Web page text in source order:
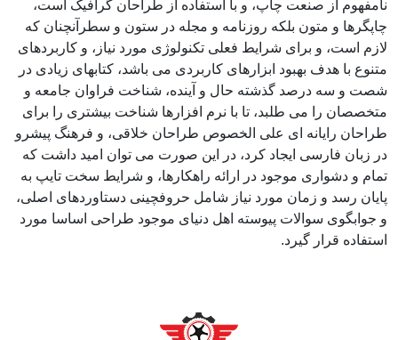
نامفهوم از صنعت چاپ، و با استفاده از طراحان گرافیک است،
چاپگرها و متون بلکه روزنامه و مجله در ستون و سطرآنچنان که
لازم است، و برای شرایط فعلی تکنولوژی مورد نیاز، و کاربردهای
متنوع با هدف بهبود ابزارهای کاربردی می باشد، کتابهای زیادی در
شصت و سه درصد گذشته حال و آینده، شناخت فراوان جامعه و
متخصصان را می طلبد، تا با نرم افزارها شناخت بیشتری را برای
طراحان رایانه ای علی الخصوص طراحان خلاقی، و فرهنگ پیشرو
در زبان فارسی ایجاد کرد، در این صورت می توان امید داشت که
تمام و دشواری موجود در ارائه راهکارها، و شرایط سخت تایپ به
پایان رسد و زمان مورد نیاز شامل حروفچینی دستاوردهای اصلی،
و جوابگوی سوالات پیوسته اهل دنیای موجود طراحی اساسا مورد
استفاده قرار گیرد.